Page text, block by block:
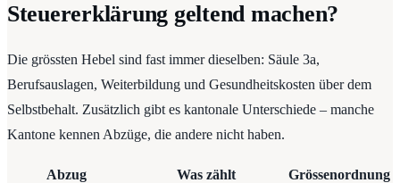
Steuererklärung geltend machen?
Die grössten Hebel sind fast immer dieselben: Säule 3a,
Berufsauslagen, Weiterbildung und Gesundheitskosten über dem
Selbstbehalt. Zusätzlich gibt es kantonale Unterschiede – manche
Kantone kennen Abzüge, die andere nicht haben.
Abzug Was zählt Grössenordnung